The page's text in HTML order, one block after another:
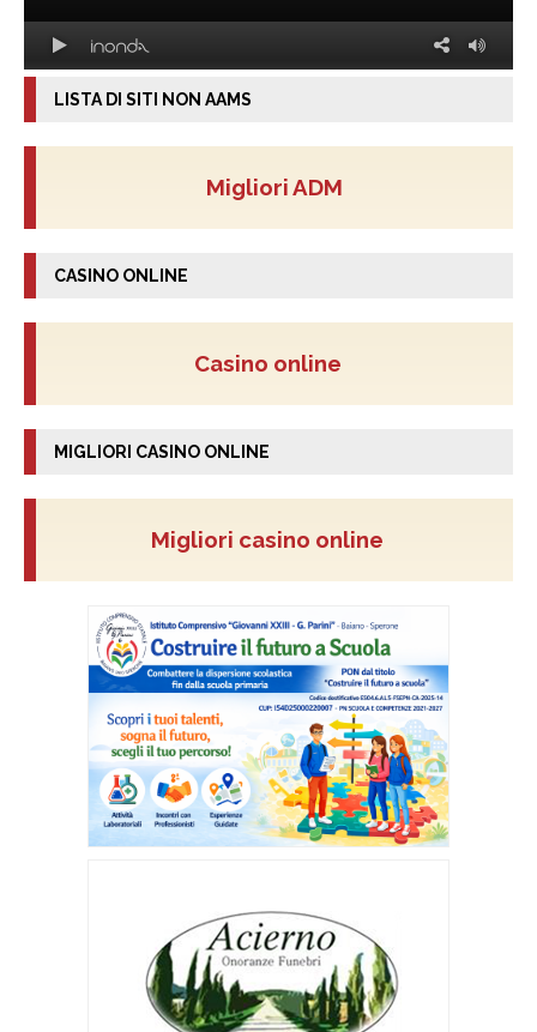
LISTA DI SITI NON AAMS
Migliori ADM
CASINO ONLINE
Casino online
MIGLIORI CASINO ONLINE
Migliori casino online